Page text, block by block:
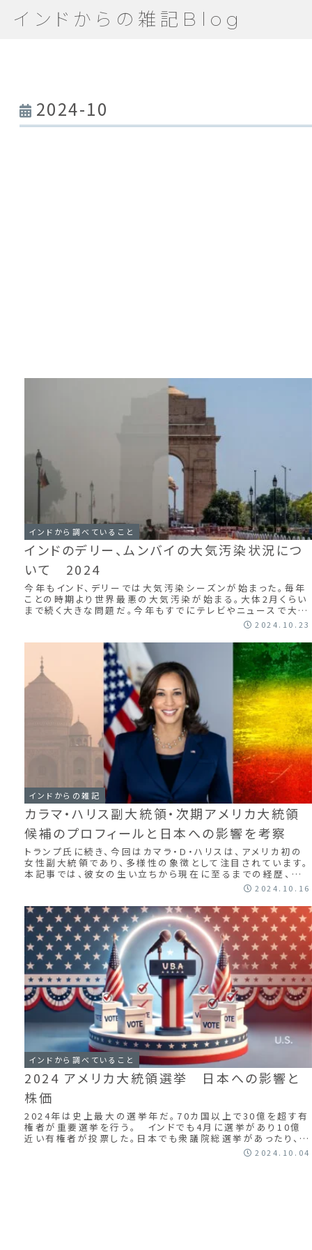
インドからの雑記Blog
2024-10
インドから調べていること
インドのデリー、ムンバイの大気汚染状況につ
いて 2024
今年もインド、デリーでは大気汚染シーズンが始まった。毎年
ことの時期より世界最悪の大気汚染が始まる。大体2月くらい
まで続く大きな問題だ。今年もすでにテレビやニュースで大気
2024.10.23
インドからの雑記
カラマ・ハリス副大統領・次期アメリカ大統領
候補のプロフィールと日本への影響を考察
トランプ氏に続き、今回はカマラ・D・ハリスは、アメリカ初の
女性副大統領であり、多様性の象徴として注目されています。
本記事では、彼女の生い立ちから現在に至るまでの経歴、政
2024.10.16
インドから調べていること
2024 アメリカ大統領選挙 日本への影響と
株価
2024年は史上最大の選挙年だ。70カ国以上で30億を超す有
権者が重要選挙を行う。 インドでも4月に選挙があり10億
近い有権者が投票した。日本でも衆議院総選挙があったり、と
2024.10.04